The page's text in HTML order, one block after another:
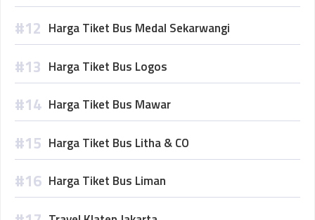
Harga Tiket Bus Medal Sekarwangi
Harga Tiket Bus Logos
Harga Tiket Bus Mawar
Harga Tiket Bus Litha & CO
Harga Tiket Bus Liman